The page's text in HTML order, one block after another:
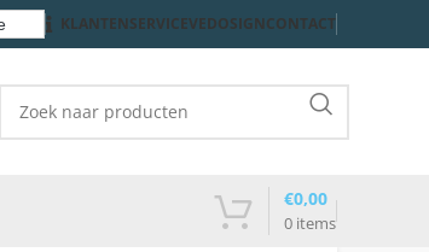
KLANTENSERVICEVEDOSIGNCONTACT
0 items
€0,00